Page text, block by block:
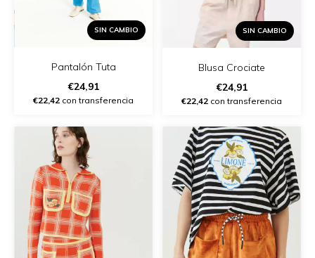
SIN CAMBIO
Pantalón Tuta
€24,91
€22,42 con transferencia
SIN CAMBIO
Blusa Crociate
€24,91
€22,42 con transferencia